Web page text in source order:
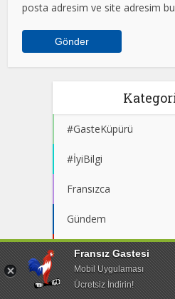
posta adresim ve site adresim bu
#GasteKüpürü
#İyiBilgi
Fransızca
Gündem
Hukuk
Kültür Sanat
Fransız Gastesi
Mobil Uygulaması
Ücretsiz İndirin!